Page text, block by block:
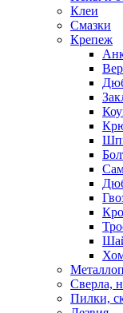
Клеи
Смазки
Крепеж
Сверла,
Пилки,